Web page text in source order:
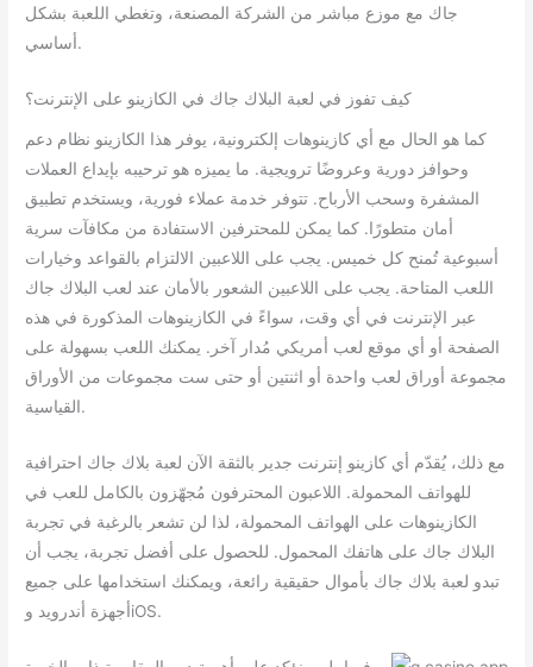
جاك مع موزع مباشر من الشركة المصنعة، وتغطي اللعبة بشكل
أساسي.
كيف تفوز في لعبة البلاك جاك في الكازينو على الإنترنت؟
كما هو الحال مع أي كازينوهات إلكترونية، يوفر هذا الكازينو نظام دعم
وحوافز دورية وعروضًا ترويجية. ما يميزه هو ترحيبه بإيداع العملات
المشفرة وسحب الأرباح. تتوفر خدمة عملاء فورية، ويستخدم تطبيق
أمان متطورًا. كما يمكن للمحترفين الاستفادة من مكافآت سرية
أسبوعية تُمنح كل خميس. يجب على اللاعبين الالتزام بالقواعد وخيارات
اللعب المتاحة. يجب على اللاعبين الشعور بالأمان عند لعب البلاك جاك
عبر الإنترنت في أي وقت، سواءً في الكازينوهات المذكورة في هذه
الصفحة أو أي موقع لعب أمريكي مُدار آخر. يمكنك اللعب بسهولة على
مجموعة أوراق لعب واحدة أو اثنتين أو حتى ست مجموعات من الأوراق
القياسية.
مع ذلك، يُقدّم أي كازينو إنترنت جدير بالثقة الآن لعبة بلاك جاك احترافية
للهواتف المحمولة. اللاعبون المحترفون مُجهّزون بالكامل للعب في
الكازينوهات على الهواتف المحمولة، لذا لن تشعر بالرغبة في تجربة
البلاك جاك على هاتفك المحمول. للحصول على أفضل تجربة، يجب أن
تبدو لعبة بلاك جاك بأموال حقيقية رائعة، ويمكنك استخدامها على جميع
أجهزة أندرويد وiOS.